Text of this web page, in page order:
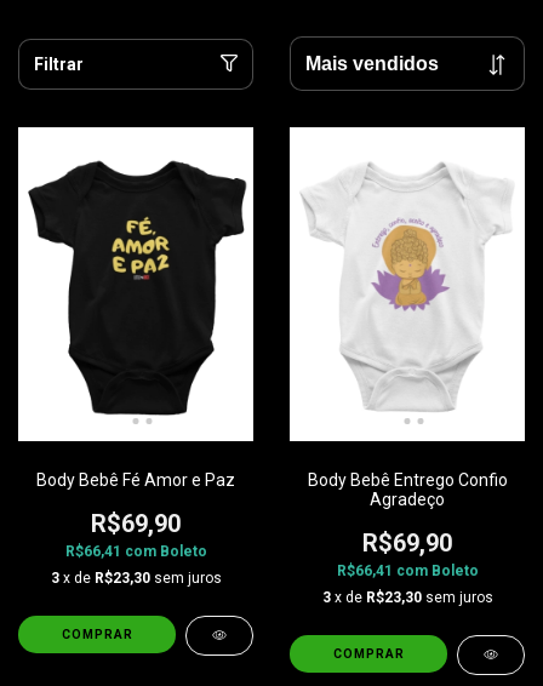
Filtrar
Body Bebê Fé Amor e Paz
R$69,90
R$66,41 com Boleto
3 x de R$23,30 sem juros
COMPRAR
Body Bebê Entrego Confio
Agradeço
R$69,90
R$66,41 com Boleto
3 x de R$23,30 sem juros
COMPRAR